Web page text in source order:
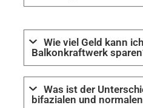
Wie viel Geld kann
Balkonkraftwerk
Was ist der
bifazialen und